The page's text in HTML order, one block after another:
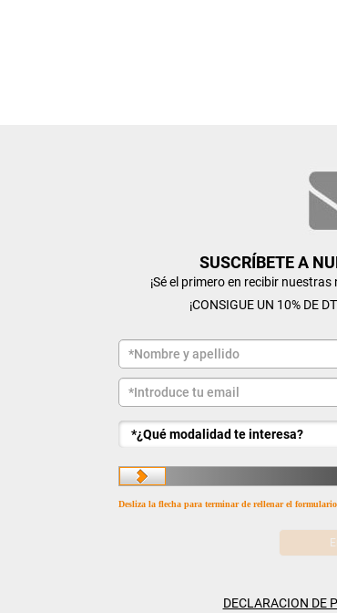
SUSCRÍBETE A
¡Sé el primero en recibir
¡CONSIGUE UN 10% DE
Desliza la flecha para terminar de rellenar el formulario
DECLARACION DE